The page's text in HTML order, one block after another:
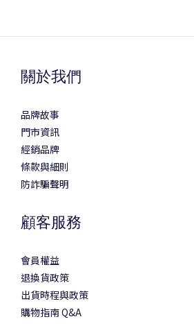
關於我們
品牌故事
門市資訊
經銷品牌
條款與細則
防詐騙聲明
顧客服務
會員權益
退換貨政策
出貨時程與政策
購物指南 Q&A